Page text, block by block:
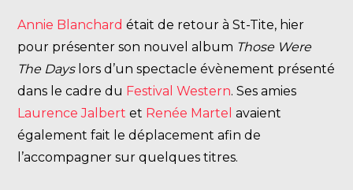
Annie Blanchard était de retour à St-Tite, hier
pour présenter son nouvel album Those Were
The Dayslors d’un spectacle évènement présenté
dans le cadre du Festival Western. Ses amies
Laurence Jalbert et Renée Martel avaient
également fait le déplacement afin de
l’accompagner sur quelques titres.